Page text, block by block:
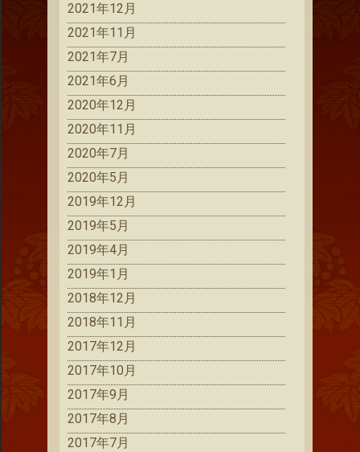
2021年12月
2021年11月
2021年7月
2021年6月
2020年12月
2020年11月
2020年7月
2020年5月
2019年12月
2019年5月
2019年4月
2019年1月
2018年12月
2018年11月
2017年12月
2017年10月
2017年9月
2017年8月
2017年7月